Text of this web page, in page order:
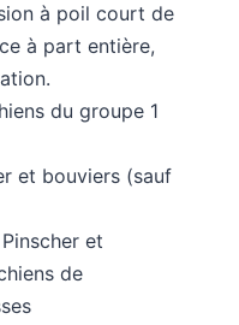
à poil court de
à part entière,
du groupe 1
et bouviers (sauf
et
de